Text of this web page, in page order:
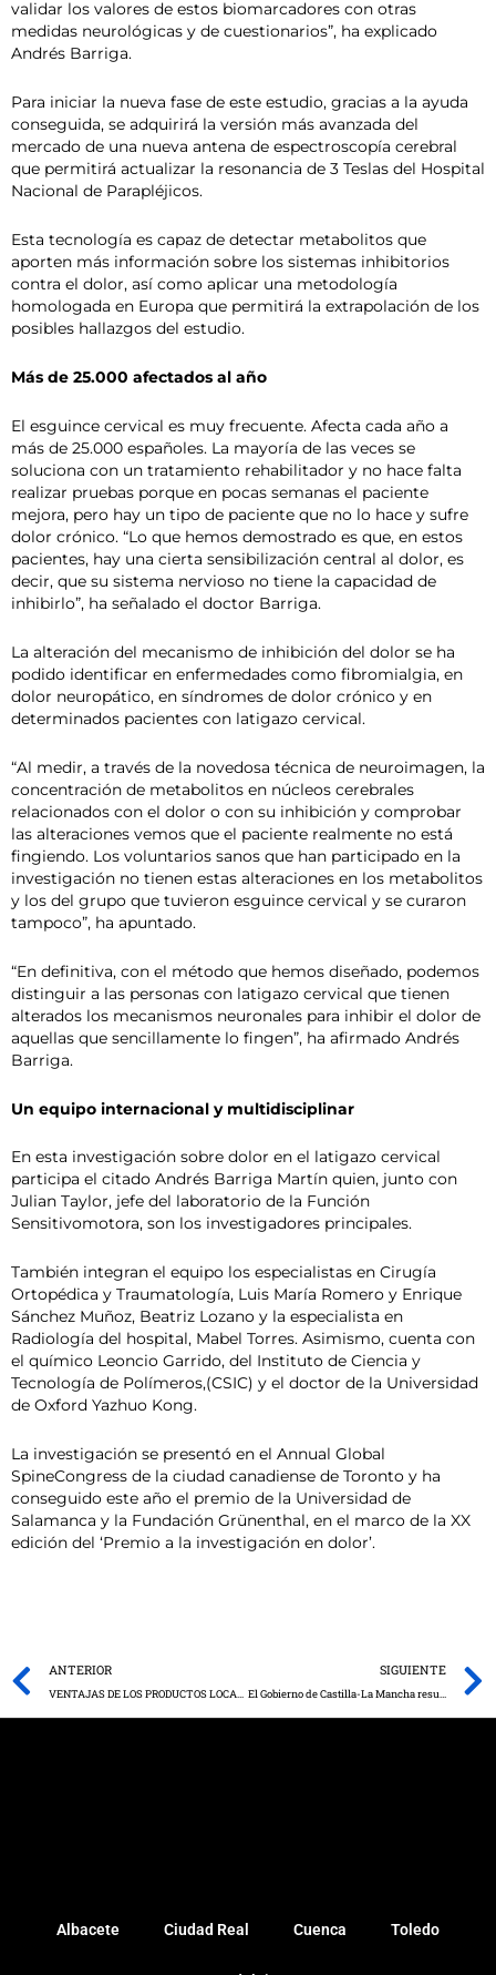
validar los valores de estos biomarcadores con otras
medidas neurológicas y de cuestionarios”, ha explicado
Andrés Barriga.
Para iniciar la nueva fase de este estudio, gracias a la ayuda
conseguida, se adquirirá la versión más avanzada del
mercado de una nueva antena de espectroscopía cerebral
que permitirá actualizar la resonancia de 3 Teslas del Hospital
Nacional de Parapléjicos.
Esta tecnología es capaz de detectar metabolitos que
aporten más información sobre los sistemas inhibitorios
contra el dolor, así como aplicar una metodología
homologada en Europa que permitirá la extrapolación de los
posibles hallazgos del estudio.
Más de 25.000 afectados al año
El esguince cervical es muy frecuente. Afecta cada año a
más de 25.000 españoles. La mayoría de las veces se
soluciona con un tratamiento rehabilitador y no hace falta
realizar pruebas porque en pocas semanas el paciente
mejora, pero hay un tipo de paciente que no lo hace y sufre
dolor crónico. “Lo que hemos demostrado es que, en estos
pacientes, hay una cierta sensibilización central al dolor, es
decir, que su sistema nervioso no tiene la capacidad de
inhibirlo”, ha señalado el doctor Barriga.
La alteración del mecanismo de inhibición del dolor se ha
podido identificar en enfermedades como fibromialgia, en
dolor neuropático, en síndromes de dolor crónico y en
determinados pacientes con latigazo cervical.
“Al medir, a través de la novedosa técnica de neuroimagen, la
concentración de metabolitos en núcleos cerebrales
relacionados con el dolor o con su inhibición y comprobar
las alteraciones vemos que el paciente realmente no está
fingiendo. Los voluntarios sanos que han participado en la
investigación no tienen estas alteraciones en los metabolitos
y los del grupo que tuvieron esguince cervical y se curaron
tampoco”, ha apuntado.
“En definitiva, con el método que hemos diseñado, podemos
distinguir a las personas con latigazo cervical que tienen
alterados los mecanismos neuronales para inhibir el dolor de
aquellas que sencillamente lo fingen”, ha afirmado Andrés
Barriga.
Un equipo internacional y multidisciplinar
En esta investigación sobre dolor en el latigazo cervical
participa el citado Andrés Barriga Martín quien, junto con
Julian Taylor, jefe del laboratorio de la Función
Sensitivomotora, son los investigadores principales.
También integran el equipo los especialistas en Cirugía
Ortopédica y Traumatología, Luis María Romero y Enrique
Sánchez Muñoz, Beatriz Lozano y la especialista en
Radiología del hospital, Mabel Torres. Asimismo, cuenta con
el químico Leoncio Garrido, del Instituto de Ciencia y
Tecnología de Polímeros,(CSIC) y el doctor de la Universidad
de Oxford Yazhuo Kong.
La investigación se presentó en el Annual Global
SpineCongress de la ciudad canadiense de Toronto y ha
conseguido este año el premio de la Universidad de
Salamanca y la Fundación Grünenthal, en el marco de la XX
edición del ‘Premio a la investigación en dolor’.
Prev
ANTERIOR
VENTAJAS DE LOS PRODUCTOS LOCALES PARA UNA ALIMENTACIÓN SANA Y SOSTENIBLE EN LA CONFERENCIA DEL NUTRICIONISTA AITOR SÁNCHEZ, EN FEDA
SIGUIENTE
El Gobierno de Castilla-La Mancha resuelve la convocatoria extraordinaria de 5,5 millones de euros de ayuda al medio rural para hacer frente a las dificultades provocadas por la pandemia
Albacete Ciudad Real Cuenca Toledo